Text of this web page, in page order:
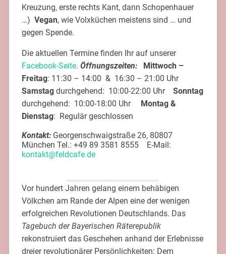
Kreuzung, erste rechts Kant, dann Schopenhauer
…) Vegan, wie Volxküchen meistens sind … und
gegen Spende.
Die aktuellen Termine finden Ihr auf unserer
Facebook-Seite. Öffnungszeiten:
Mittwoch –
Freitag: 11:30 – 14:00 & 16:30 – 21:00 Uhr
Samstagdurchgehend: 10:00-22:00 UhrSonntag
durchgehend: 10:00-18:00 Uhr
Montag &
Dienstag: Regulär geschlossen
Kontakt: Georgenschwaigstraße 26, 80807
München Tel.: +49 89 3581 8555 E-Mail:
kontakt@feldcafe.de
Vor hundert Jahren gelang einem behäbigen
Völkchen am Rande der Alpen eine der wenigen
erfolgreichen Revolutionen Deutschlands. Das
Tagebuch der Bayerischen Räterepublik
rekonstruiert das Geschehen anhand der Erlebnisse
dreier revolutionärer Persönlichkeiten: Dem